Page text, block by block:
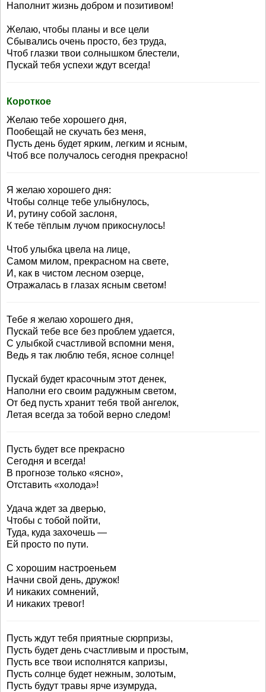
Наполнит жизнь добром и позитивом!
Желаю, чтобы планы и все цели
Сбывались очень просто, без труда,
Чтоб глазки твои солнышком блестели,
Пускай тебя успехи ждут всегда!
Короткое
Желаю тебе хорошего дня,
Пообещай не скучать без меня,
Пусть день будет ярким, легким и ясным,
Чтоб все получалось сегодня прекрасно!
Я желаю хорошего дня:
Чтобы солнце тебе улыбнулось,
И, рутину собой заслоня,
К тебе тёплым лучом прикоснулось!
Чтоб улыбка цвела на лице,
Самом милом, прекрасном на свете,
И, как в чистом лесном озерце,
Отражалась в глазах ясным светом!
Тебе я желаю хорошего дня,
Пускай тебе все без проблем удается,
С улыбкой счастливой вспомни меня,
Ведь я так люблю тебя, ясное солнце!
Пускай будет красочным этот денек,
Наполни его своим радужным светом,
От бед пусть хранит тебя твой ангелок,
Летая всегда за тобой верно следом!
Пусть будет все прекрасно
Сегодня и всегда!
В прогнозе только «ясно»,
Отставить «холода»!
Удача ждет за дверью,
Чтобы с тобой пойти,
Туда, куда захочешь —
Ей просто по пути.
С хорошим настроеньем
Начни свой день, дружок!
И никаких сомнений,
И никаких тревог!
Пусть ждут тебя приятные сюрпризы,
Пусть будет день счастливым и простым,
Пусть все твои исполнятся капризы,
Пусть солнце будет нежным, золотым,
Пусть будут травы ярче изумруда,